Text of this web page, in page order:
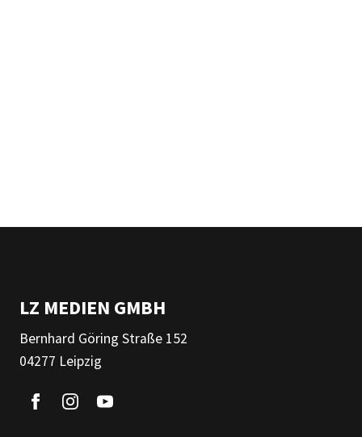
LZ MEDIEN GMBH
Bernhard Göring Straße 152
04277 Leipzig